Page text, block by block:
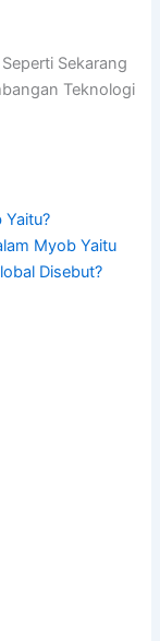
Sekarang
Teknologi
Myob Yaitu
Disebut?